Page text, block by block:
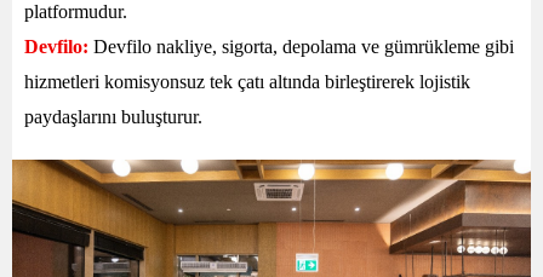
platformudur.
Devfilo: Devfilo nakliye, sigorta, depolama ve gümrükleme gibi
hizmetleri komisyonsuz tek çatı altında birleştirerek lojistik
paydaşlarını buluşturur.